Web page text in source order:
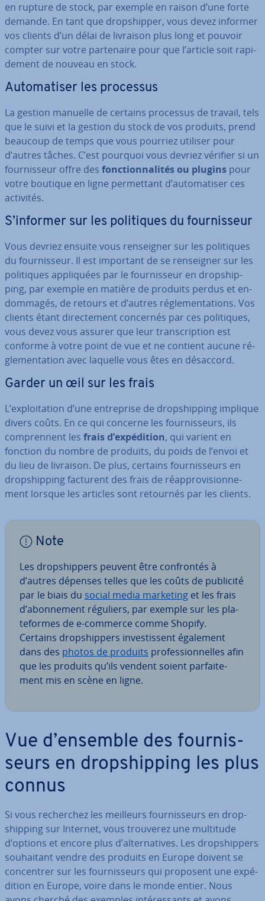
en rupture de stock, par exemple en raison d’une forte
demande. En tant que drop­ship­per, vous devez informer
vos clients d’un délai de livraison plus long et pouvoir
compter sur votre par­te­naire pour que l’article soit ra­pi­
de­ment de nouveau en stock.
Au­to­ma­ti­ser les processus
La gestion manuelle de certains processus de travail, tels
que le suivi et la gestion du stock de vos produits, prend
beaucoup de temps que vous pourriez utiliser pour
d’autres tâches. C’est pourquoi vous devriez vérifier si un
four­nis­seur offre des fonc­tion­na­li­tés ou plugins pour
votre boutique en ligne per­met­tant d’au­to­ma­ti­ser ces
activités.
S’informer sur les po­li­tiques du four­nis­seur
Vous devriez ensuite vous ren­seig­ner sur les po­li­tiques
du four­nis­seur. Il est important de se ren­seig­ner sur les
po­li­tiques ap­pli­quées par le four­nis­seur en drop­ship­
ping, par exemple en matière de produits perdus et en­
dom­ma­gés, de retours et d’autres ré­gle­men­ta­tions. Vos
clients étant di­rec­te­ment concernés par ces po­li­tiques,
vous devez vous assurer que leur trans­crip­tion est
conforme à votre point de vue et ne contient aucune ré­
gle­men­ta­tion avec laquelle vous êtes en désaccord.
Garder un œil sur les frais
L’ex­ploi­ta­tion d’une en­tre­prise de drop­ship­ping implique
divers coûts. En ce qui concerne les four­nis­seurs, ils
com­pren­nent les frais d’ex­pé­di­tion, qui varient en
fonction du nombre de produits, du poids de l’envoi et
du lieu de livraison. De plus, certains four­nis­seurs en
drop­ship­ping facturent des frais de réap­pro­vi­sion­ne­
ment lorsque les articles sont retournés par les clients.
Note
Les drop­ship­pers peuvent être con­fron­tés à
d’autres dépenses telles que les coûts de publicité
par le biais du social media marketing et les frais
d’abon­ne­ment réguliers, par exemple sur les pla­
te­formes de e-commerce comme Shopify.
Certains drop­ship­pers in­ves­tis­sent également
dans des photos de produits pro­fes­sion­nelles afin
que les produits qu’ils vendent soient par­fai­te­
ment mis en scène en ligne.
Vue d’ensemble des four­nis­
seurs en drop­ship­ping les plus
connus
Si vous re­cher­chez les meilleurs four­nis­seurs en drop­
ship­ping sur Internet, vous trouverez une multitude
d’options et encore plus d’al­ter­na­tives. Les drop­ship­pers
sou­hai­tant vendre des produits en Europe doivent se
con­cen­trer sur les four­nis­seurs qui proposent une ex­pé­
di­tion en Europe, voire dans le monde entier. Nous